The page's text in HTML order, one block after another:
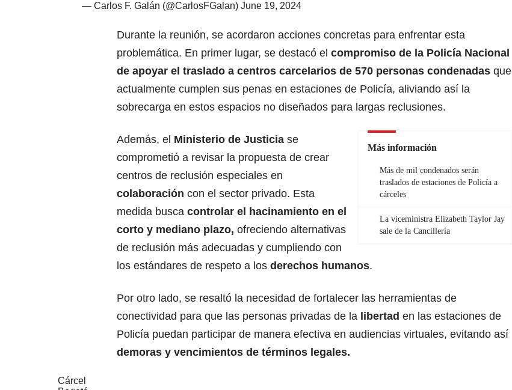
— Carlos F. Galán (@CarlosFGalan) June 19, 2024
Durante la reunión, se acordaron acciones concretas para enfrentar esta
problemática. En primer lugar, se destacó el compromiso de la Policía Nacional
de apoyar el traslado a centros carcelarios de 570 personas condenadas que
actualmente cumplen sus penas en estaciones de Policía, aliviando así la
sobrecarga en estos espacios no diseñados para largas reclusiones.
Más información
Más de mil condenados serán
traslados de estaciones de Policía a
cárceles
La viceministra Elizabeth Taylor Jay
sale de la Cancillería
Además, el Ministerio de Justicia se
comprometió a revisar la propuesta de crear
centros de reclusión especiales en
colaboración con el sector privado. Esta
medida busca controlar el hacinamiento en el
corto y mediano plazo, ofreciendo alternativas
de reclusión más adecuadas y cumpliendo con
los estándares de respeto a los derechos humanos.
Por otro lado, se resaltó la necesidad de fortalecer las herramientas de
conectividad para que las personas privadas de la libertad en las estaciones de
Policía puedan participar de manera efectiva en audiencias virtuales, evitando así
demoras y vencimientos de términos legales.
Cárcel